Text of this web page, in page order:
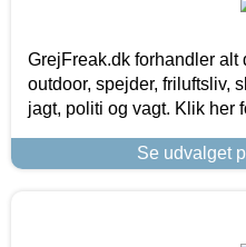
GrejFreak.dk forhandler alt
outdoor, spejder, friluftsliv,
jagt, politi og vagt. Klik her
Se udvalget